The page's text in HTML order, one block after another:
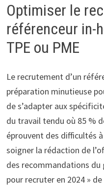
Optimiser le
référenceur in-
TPE ou PME
Le recrutement d’un
préparation minutieuse
de s’adapter aux
du travail tendu où 85 %
éprouvent des difficultés
soigner la rédaction de
des recommandations du
pour recruter en 2024 »